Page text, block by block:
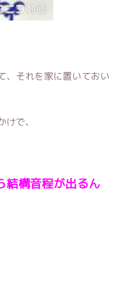
、それを家に置いておい
で、
結構音程が出るん